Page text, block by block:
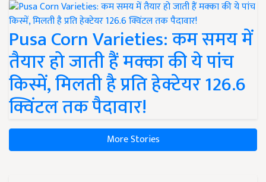
Pusa Corn Varieties: कम समय में
तैयार हो जाती हैं मक्का की ये पांच
किस्में, मिलती है प्रति हेक्टेयर 126.6
क्विंटल तक पैदावार!
More Stories